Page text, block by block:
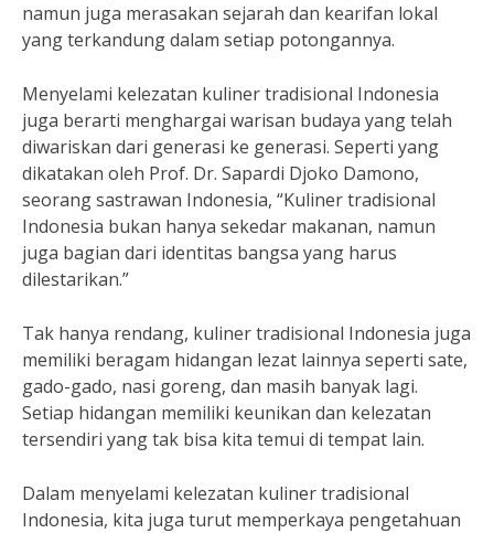
namun juga merasakan sejarah dan kearifan lokal
yang terkandung dalam setiap potongannya.
Menyelami kelezatan kuliner tradisional Indonesia
juga berarti menghargai warisan budaya yang telah
diwariskan dari generasi ke generasi. Seperti yang
dikatakan oleh Prof. Dr. Sapardi Djoko Damono,
seorang sastrawan Indonesia, “Kuliner tradisional
Indonesia bukan hanya sekedar makanan, namun
juga bagian dari identitas bangsa yang harus
dilestarikan.”
Tak hanya rendang, kuliner tradisional Indonesia juga
memiliki beragam hidangan lezat lainnya seperti sate,
gado-gado, nasi goreng, dan masih banyak lagi.
Setiap hidangan memiliki keunikan dan kelezatan
tersendiri yang tak bisa kita temui di tempat lain.
Dalam menyelami kelezatan kuliner tradisional
Indonesia, kita juga turut memperkaya pengetahuan